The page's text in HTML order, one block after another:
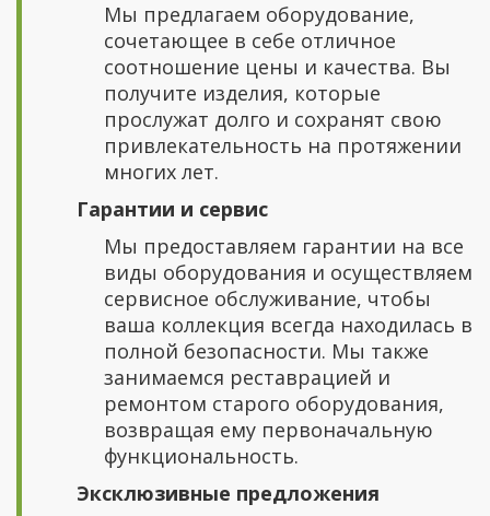
Мы предлагаем оборудование,
сочетающее в себе отличное
соотношение цены и качества. Вы
получите изделия, которые
прослужат долго и сохранят свою
привлекательность на протяжении
многих лет.
Гарантии и сервис
Мы предоставляем гарантии на все
виды оборудования и осуществляем
сервисное обслуживание, чтобы
ваша коллекция всегда находилась в
полной безопасности. Мы также
занимаемся реставрацией и
ремонтом старого оборудования,
возвращая ему первоначальную
функциональность.
Эксклюзивные предложения